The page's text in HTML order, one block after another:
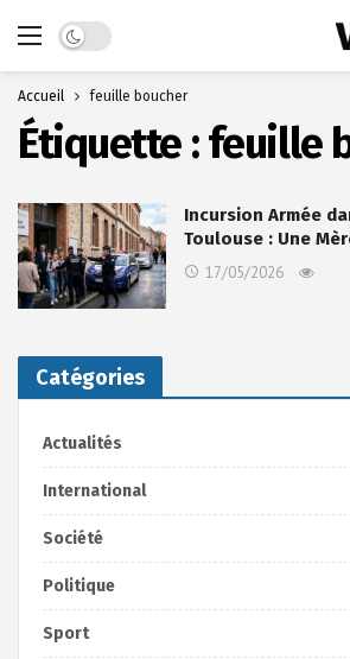
Dark mode
Accueil feuille boucher
Étiquette :feuille
Incursion Armée
Toulouse : Une
17/05/2026
Catégories
Actualités
International
Société
Politique
Sport